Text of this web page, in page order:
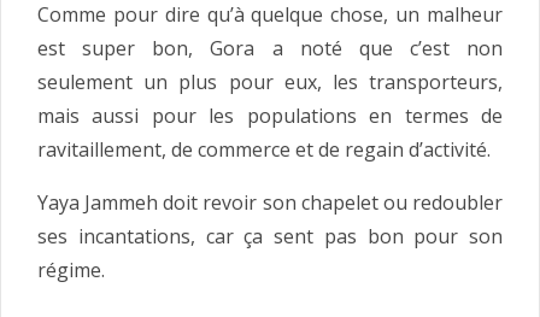
Comme pour dire qu’à quelque chose, un malheur
est super bon, Gora a noté que c’est non
seulement un plus pour eux, les transporteurs,
mais aussi pour les populations en termes de
ravitaillement, de commerce et de regain d’activité.
Yaya Jammeh doit revoir son chapelet ou redoubler
ses incantations, car ça sent pas bon pour son
régime.